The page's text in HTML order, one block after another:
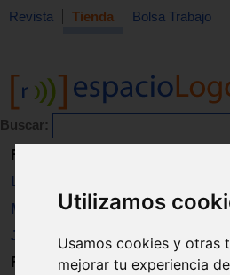
Utilizamos
Usamos cookies y otras
mejorar tu experiencia
Revista Tienda Bolsa Trabajo
Buscar:
Revista
Libros
Material
Juguetes
Formación